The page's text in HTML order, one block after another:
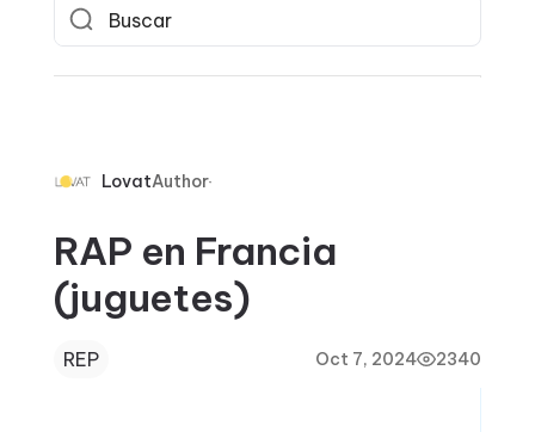
LovatAuthor
RAP en Francia
(juguetes)
REP Oct 7, 2024 2340